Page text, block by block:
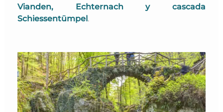
Vianden, Echternach y cascada
Schiessentümpel.